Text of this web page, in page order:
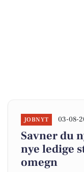
JOBNYT 03-08-
Savner du
nye ledige
omegn